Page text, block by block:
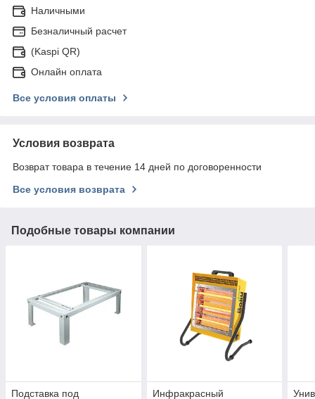
Наличными
Безналичный расчет
(Kaspi QR)
Онлайн оплата
Все условия оплаты
Условия возврата
Возврат товара в течение 14 дней по договоренности
Все условия возврата
Подобные товары компании
Подставка под
Инфракрасный